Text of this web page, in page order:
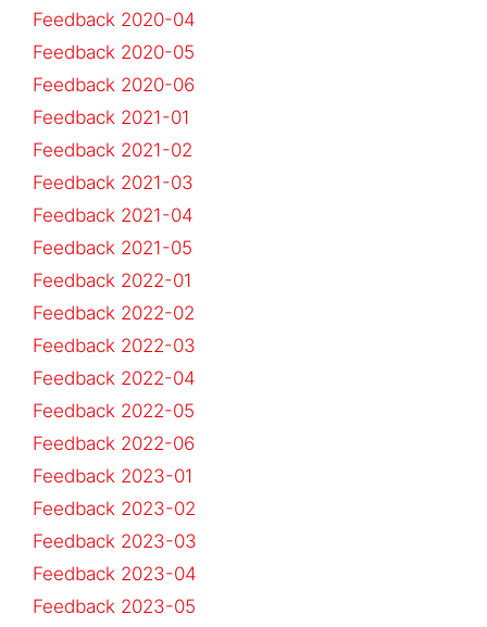
Feedback 2020-04
Feedback 2020-05
Feedback 2020-06
Feedback 2021-01
Feedback 2021-02
Feedback 2021-03
Feedback 2021-04
Feedback 2021-05
Feedback 2022-01
Feedback 2022-02
Feedback 2022-03
Feedback 2022-04
Feedback 2022-05
Feedback 2022-06
Feedback 2023-01
Feedback 2023-02
Feedback 2023-03
Feedback 2023-04
Feedback 2023-05